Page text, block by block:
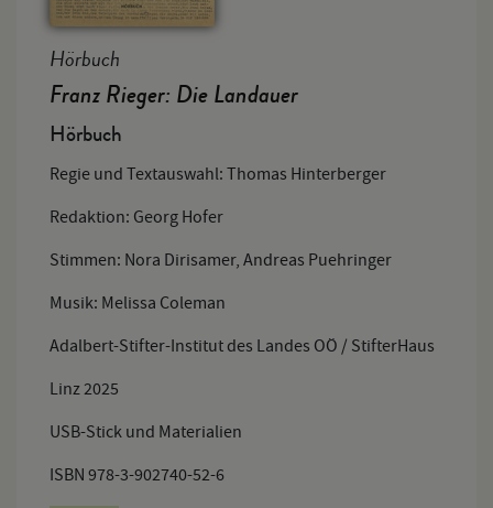
Hörbuch
Franz Rieger: Die Landauer
Hörbuch
Regie und Textauswahl: Thomas Hinterberger
Redaktion: Georg Hofer
Stimmen: Nora Dirisamer, Andreas Puehringer
Musik: Melissa Coleman
Adalbert-Stifter-Institut des Landes OÖ / StifterHaus
Linz 2025
USB-Stick und Materialien
ISBN 978-3-902740-52-6